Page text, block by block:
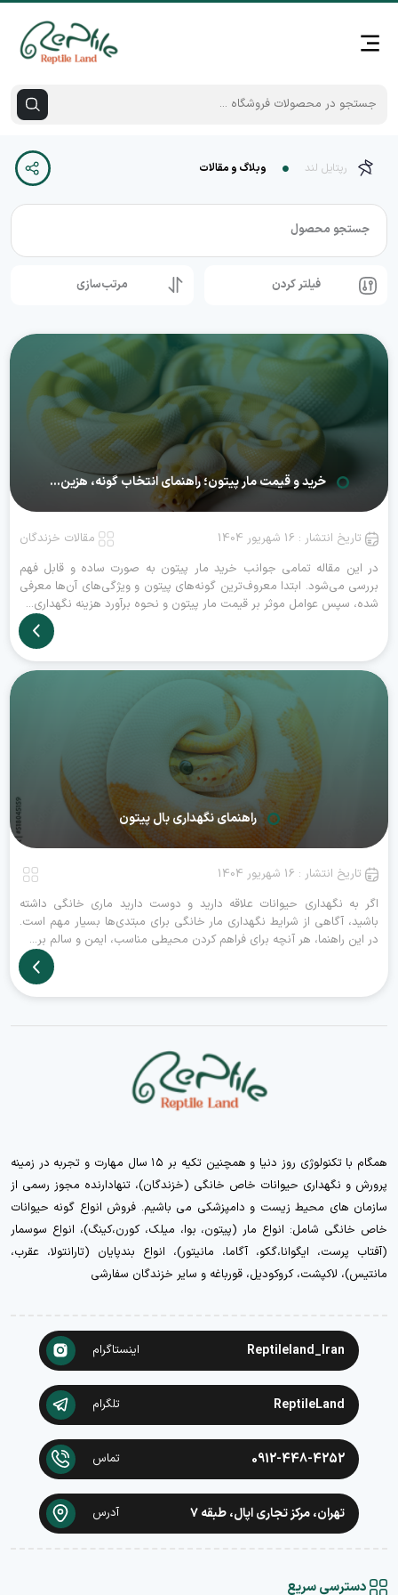
رپتایل لند وبلاگ و مقالات
جستجو محصول
فیلتر کردن مرتب‌سازی
خرید و قیمت مار پیتون؛ راهنمای انتخاب گونه، هزین...
تاریخ انتشار : 16 شهریور 1404
مقالات خزندگان
در این مقاله تمامی جوانب خرید مار پیتون به صورت ساده و قابل فهم
بررسی می‌شود. ابتدا معروف‌ترین گونه‌های پیتون و ویژگی‌های آن‌ها معرفی
شده، سپس عوامل موثر بر قیمت مار پیتون و نحوه برآورد هزینه نگهداری...
راهنمای نگهداری بال پیتون
تاریخ انتشار : 16 شهریور 1404
اگر به نگهداری حیوانات علاقه دارید و دوست دارید ماری خانگی داشته
باشید، آگاهی از شرایط نگهداری مار خانگی برای مبتدی‌ها بسیار مهم است.
در این راهنما، هر آنچه برای فراهم کردن محیطی مناسب، ایمن و سالم بر...
همگام با تکنولوژی روز دنیا و همچنین تکیه بر ۱۵ سال مهارت و تجربه در زمینه
پرورش و نگهداری حیوانات خاص خانگی (خزندگان)، تنهادارنده مجوز رسمی از
سازمان های محیط زیست و دامپزشکی می باشیم. فروش انواع گونه حیوانات
خاص خانگی شامل: انواع مار (پیتون، بوا، میلک، کورن،کینگ)، انواع سوسمار
(آفتاب پرست، ایگوانا،گکو، آگاما، مانیتور)، انواع بندپایان (تارانتولا، عقرب،
مانتیس)، لاکپشت، کروکودیل، قورباغه و سایر خزندگان سفارشی
Reptileland_Iran اینستاگرام
ReptileLand تلگرام
0912-448-4252 تماس
تهران، مرکز تجاری اپال، طبقه ۷ آدرس
دسترسی سریع